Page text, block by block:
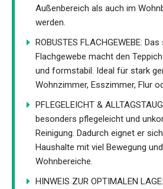
Außenbereich als auch im
werden.
ROBUSTES FLACHGEWEBE:
Flachgewebe macht den
und formstabil. Ideal für stark
Wohnzimmer, Esszimmer, Flur
PFLEGELEICHT &
besonders pflegeleicht und
Reinigung. Dadurch eignet er
Haushalte mit viel Bewegung
Wohnbereiche.
HINWEIS ZUR OPTIMALEN